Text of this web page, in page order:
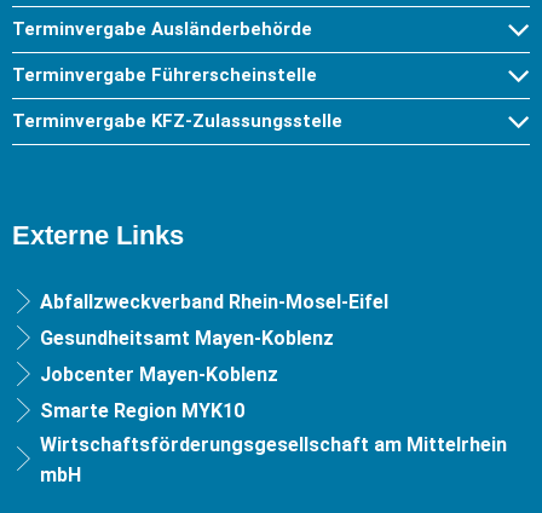
Terminvergabe Ausländerbehörde
Terminvergabe Führerscheinstelle
Terminvergabe KFZ-Zulassungsstelle
Externe Links
Abfallzweckverband Rhein-Mosel-Eifel
Gesundheitsamt Mayen-Koblenz
Jobcenter Mayen-Koblenz
Smarte Region MYK10
Wirtschaftsförderungsgesellschaft am Mittelrhein
mbH